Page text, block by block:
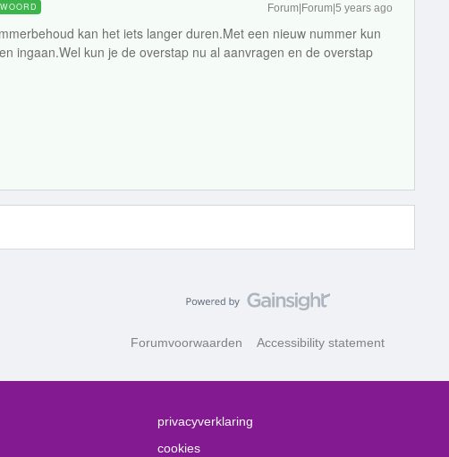
Forum|Forum|5 years ago
kan het iets langer duren.Met een nieuw nummer kun
ingaan.Wel kun je de overstap nu al aanvragen en de overstap
Forumvoorwaarden Accessibility statement
privacyverklaring
cookies